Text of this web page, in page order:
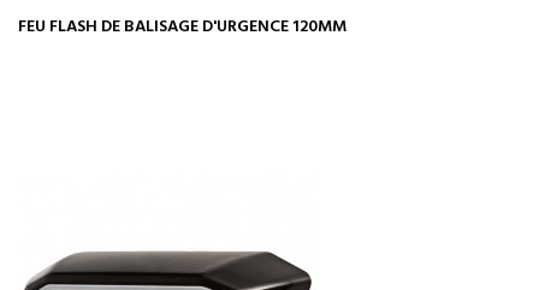
FEU FLASH DE BALISAGE D'URGENCE 120MM